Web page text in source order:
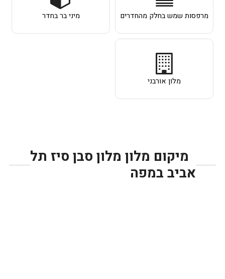
מרפסות שמש בחלק מהחדרים מיני בר בחדר
מלון אורבני
מיקום מלון מלון סבן סיז תל
אביב במפה